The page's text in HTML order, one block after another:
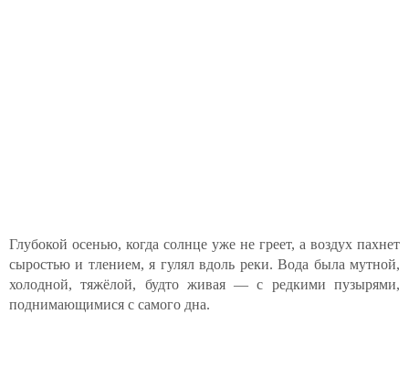
Глубокой осенью, когда солнце уже не греет, а воздух пахнет
сыростью и тлением, я гулял вдоль реки. Вода была мутной,
холодной, тяжёлой, будто живая — с редкими пузырями,
поднимающимися с самого дна.